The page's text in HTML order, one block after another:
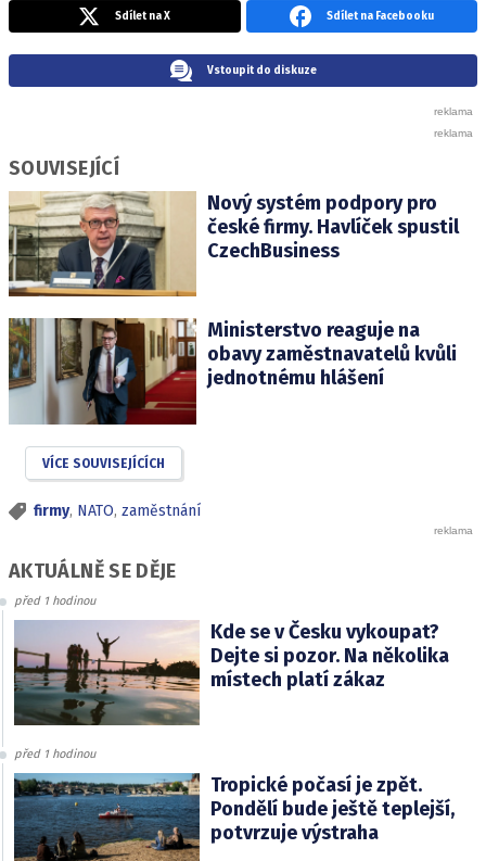
Sdílet na X Sdílet na Facebooku
Vstoupit do diskuze
SOUVISEJÍCÍ
Nový systém podpory pro
české firmy. Havlíček spustil
CzechBusiness
Ministerstvo reaguje na
obavy zaměstnavatelů kvůli
jednotnému hlášení
VÍCE SOUVISEJÍCÍCH
firmy, NATO, zaměstnání
AKTUÁLNĚ SE DĚJE
před 1 hodinou
Kde se v Česku vykoupat?
Dejte si pozor. Na několika
místech platí zákaz
před 1 hodinou
Tropické počasí je zpět.
Pondělí bude ještě teplejší,
potvrzuje výstraha